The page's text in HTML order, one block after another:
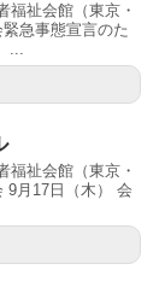
福祉会館（東京・
急事態宣言のた
...
福祉会館（東京・
月17日（木） 会